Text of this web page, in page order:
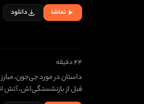
تماشا دانلود
۴۴ دقیقه
داستان در مورد جی‌جون،
قبل از بازنشستگی‌اش، آتش